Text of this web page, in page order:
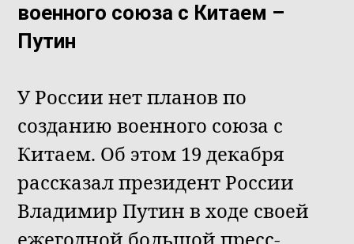
военного союза с Китаем –
Путин
У России нет планов по
созданию военного союза с
Китаем. Об этом 19 декабря
рассказал президент России
Владимир Путин в ходе своей
ежегодной большой пресс-